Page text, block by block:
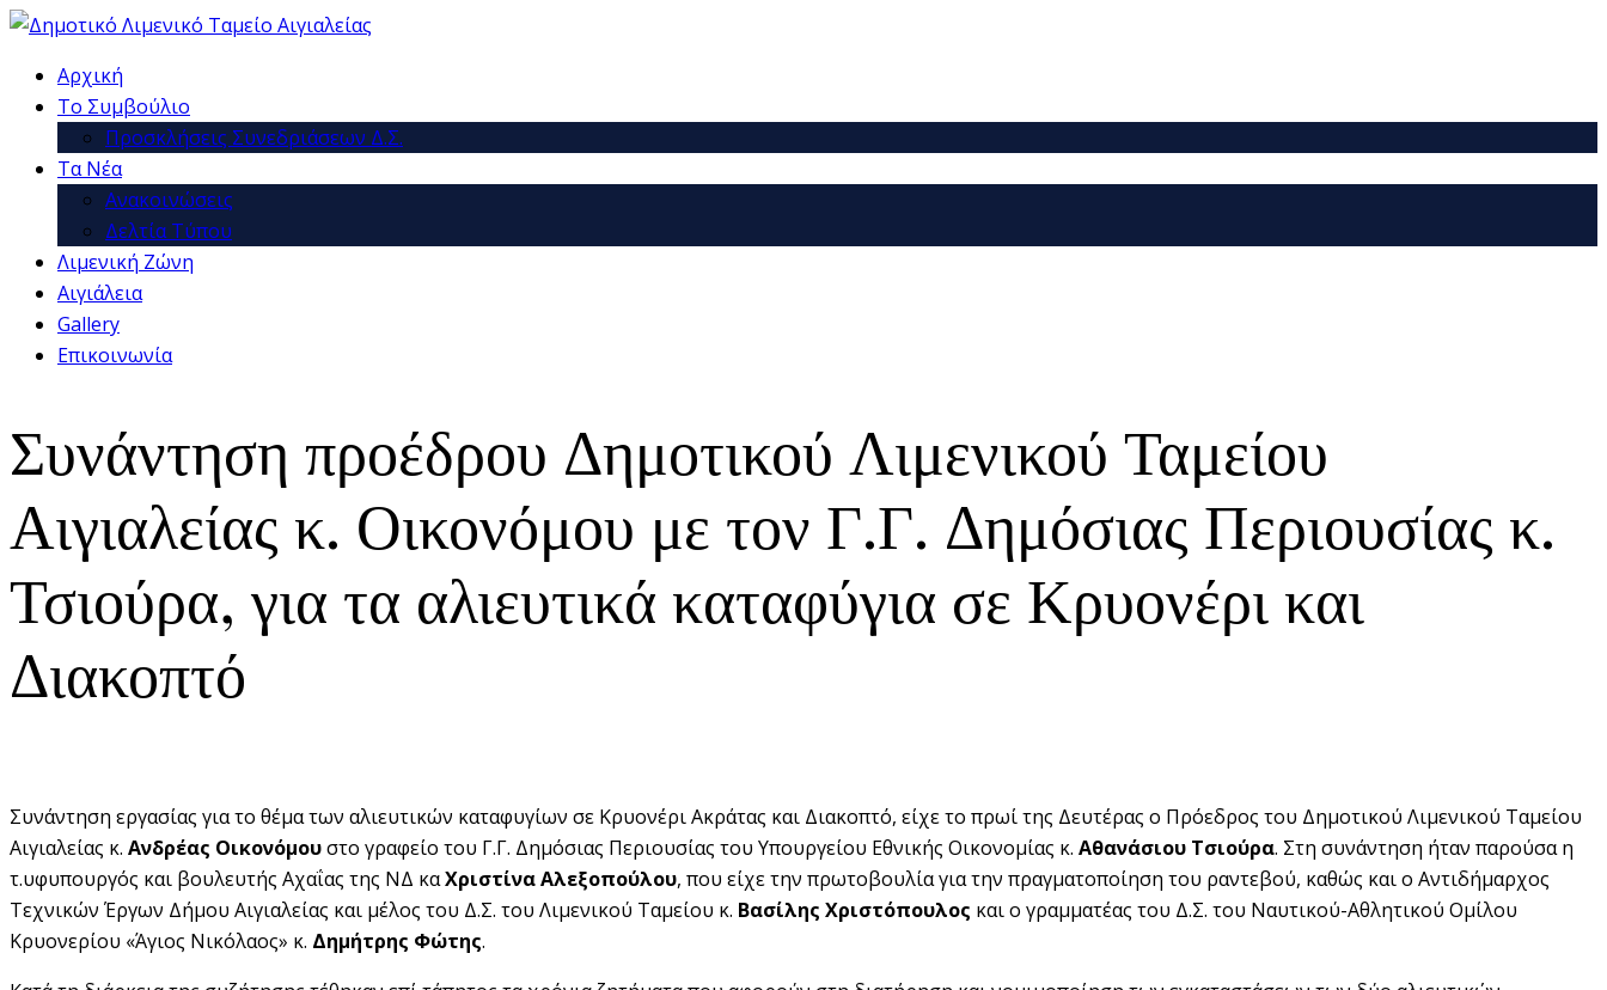
Αρχική
Το Συμβούλιο
Προσκλήσεις Συνεδριάσεων Δ.Σ.
Τα Νέα
Ανακοινώσεις
Δελτία Τύπου
Λιμενική Ζώνη
Αιγιάλεια
Gallery
Επικοινωνία
Συνάντηση προέδρου Δημοτικού Λιμενικού Ταμείου
Αιγιαλείας κ. Οικονόμου με τον Γ.Γ. Δημόσιας Περιουσίας κ.
Τσιούρα, για τα αλιευτικά καταφύγια σε Κρυονέρι και
Διακοπτό
Συνάντηση εργασίας για το θέμα των αλιευτικών καταφυγίων σε Κρυονέρι Ακράτας και Διακοπτό, είχε το πρωί της Δευτέρας ο Πρόεδρος του Δημοτικού Λιμενικού Ταμείου
Αιγιαλείας κ. Ανδρέας Οικονόμουστο γραφείο του Γ.Γ. Δημόσιας Περιουσίας του Υπουργείου Εθνικής Οικονομίας κ. Αθανάσιου Τσιούρα. Στη συνάντηση ήταν παρούσα η
τ.υφυπουργός και βουλευτής Αχαΐας της ΝΔ καΧριστίνα Αλεξοπούλου, που είχε την πρωτοβουλία για την πραγματοποίηση του ραντεβού, καθώς και ο Αντιδήμαρχος
Τεχνικών Έργων Δήμου Αιγιαλείας και μέλος του Δ.Σ. του Λιμενικού Ταμείου κ. Βασίλης Χριστόπουλος και ο γραμματέας του Δ.Σ. του Ναυτικού-Αθλητικού Ομίλου
Κρυονερίου «Άγιος Νικόλαος» κ. Δημήτρης Φώτης.